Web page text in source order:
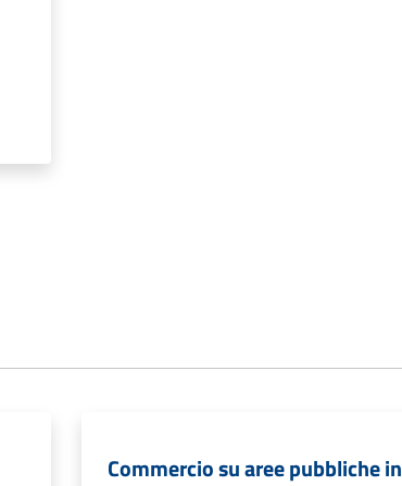
Commercio su aree pubbliche in